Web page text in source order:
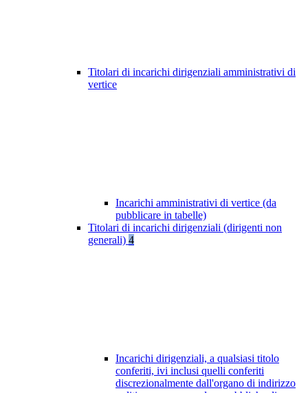
Titolari di incarichi dirigenziali amministrativi di
vertice
Incarichi amministrativi di vertice (da
pubblicare in tabelle)
Titolari di incarichi dirigenziali (dirigenti non
generali) 4
Incarichi dirigenziali, a qualsiasi titolo
conferiti, ivi inclusi quelli conferiti
discrezionalmente dall'organo di indirizzo